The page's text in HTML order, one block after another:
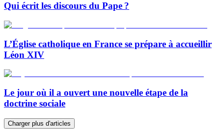
Qui écrit les discours du Pape ?
L’Église catholique en France se prépare à accueillir
Léon XIV
Le jour où il a ouvert une nouvelle étape de la
doctrine sociale
Charger plus d'articles